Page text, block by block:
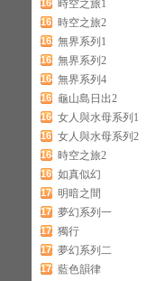
160 時空之旅1
161 時空之旅2
162 無界系列1
163 無界系列2
164 無界系列4
165 龜山島日出2
166 女人與水母系列1
167 女人與水母系列2
168 時空之旅2
169 如真似幻
170 明暗之間
171 夢幻系列一
172 獨行
173 夢幻系列二
174 藍色韻律